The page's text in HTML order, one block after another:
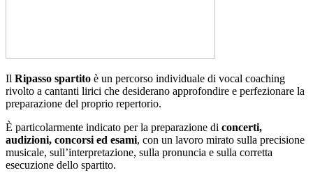
Il Ripasso spartito è un percorso individuale di vocal coaching
rivolto a cantanti lirici che desiderano approfondire e perfezionare la
preparazione del proprio repertorio.
È particolarmente indicato per la preparazione di concerti,
audizioni, concorsi ed esami, con un lavoro mirato sulla precisione
musicale, sull’interpretazione, sulla pronuncia e sulla corretta
esecuzione dello spartito.